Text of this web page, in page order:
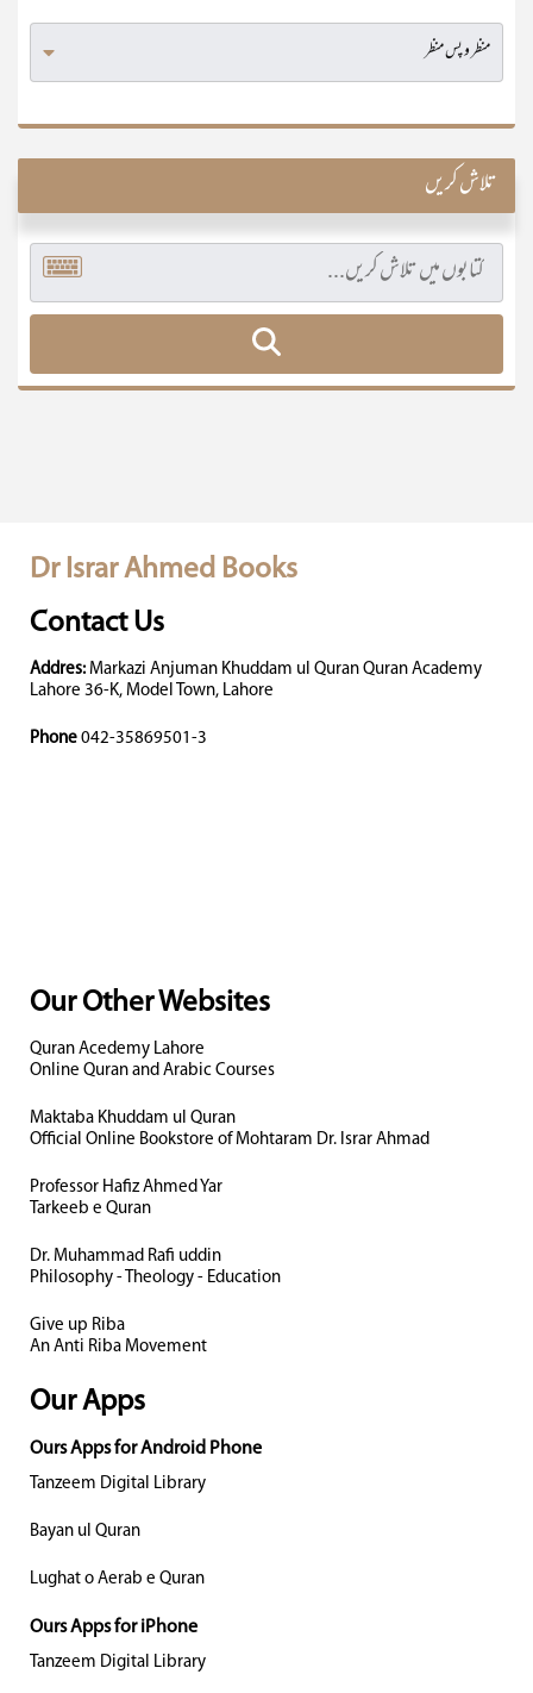
تلاش کریں
Dr Israr Ahmed Books
Contact Us
Addres: Markazi Anjuman Khuddam ul Quran Quran Academy
Lahore 36-K, Model Town, Lahore
Phone 042-35869501-3
Our Other Websites
Quran Acedemy Lahore
Online Quran and Arabic Courses
Maktaba Khuddam ul Quran
Official Online Bookstore of Mohtaram Dr. Israr Ahmad
Professor Hafiz Ahmed Yar
Tarkeeb e Quran
Dr. Muhammad Rafi uddin
Philosophy - Theology - Education
Give up Riba
An Anti Riba Movement
Our Apps
Ours Apps for Android Phone
Tanzeem Digital Library
Bayan ul Quran
Lughat o Aerab e Quran
Ours Apps for iPhone
Tanzeem Digital Library